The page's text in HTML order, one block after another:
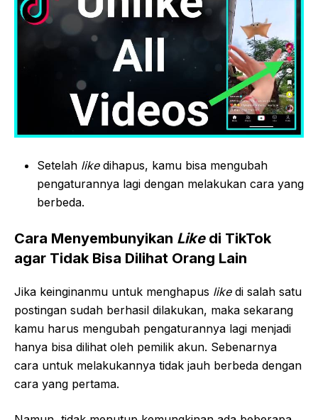
Setelah like dihapus, kamu bisa mengubah
pengaturannya lagi dengan melakukan cara yang
berbeda.
Cara Menyembunyikan Like di TikTok
agar Tidak Bisa Dilihat Orang Lain
Jika keinginanmu untuk menghapus like di salah satu
postingan sudah berhasil dilakukan, maka sekarang
kamu harus mengubah pengaturannya lagi menjadi
hanya bisa dilihat oleh pemilik akun. Sebenarnya
cara untuk melakukannya tidak jauh berbeda dengan
cara yang pertama.